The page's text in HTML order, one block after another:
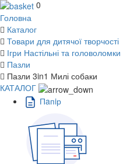
0
Головна
Каталог
Товари для дитячої творчості
Ігри Настільні та головоломки
Пазли
Пазли 3in1 Милі собаки
КАТАЛОГ
Пaпiр